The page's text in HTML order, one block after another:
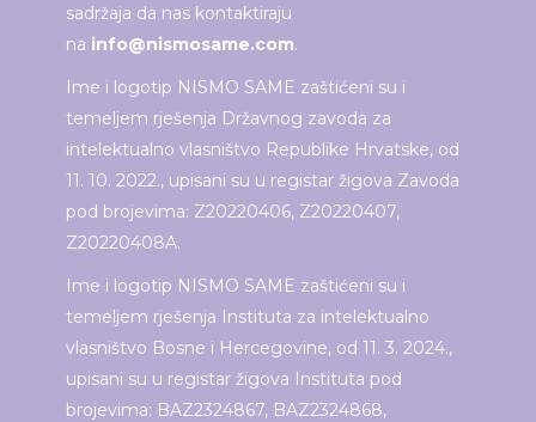
sadržaja da nas kontaktiraju
na info@nismosame.com.
Ime i logotip NISMO SAME zaštićeni su i
temeljem rješenja Državnog zavoda za
intelektualno vlasništvo Republike Hrvatske, od
11. 10. 2022., upisani su u registar žigova Zavoda
pod brojevima: Z20220406, Z20220407,
Z20220408A.
Ime i logotip NISMO SAME zaštićeni su i
temeljem rješenja Instituta za intelektualno
vlasništvo Bosne i Hercegovine, od 11. 3. 2024.,
upisani su u registar žigova Instituta pod
brojevima: BAZ2324867, BAZ2324868,